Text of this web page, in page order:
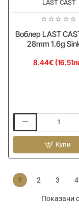
LAST CAST
Воблер LAST
28mm 1.6g
8.44€
LAST
CC28
1.6g
Sinking
Купи
1 2 3 4
Показани